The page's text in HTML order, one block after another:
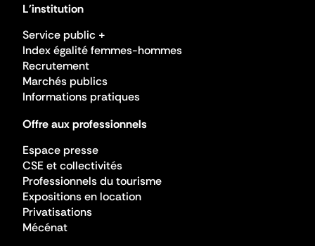
L'institution
Service public +
Index égalité femmes-hommes
Recrutement
Marchés publics
Informations pratiques
Offre aux professionnels
Espace presse
CSE et collectivités
Professionnels du tourisme
Expositions en location
Privatisations
Mécénat